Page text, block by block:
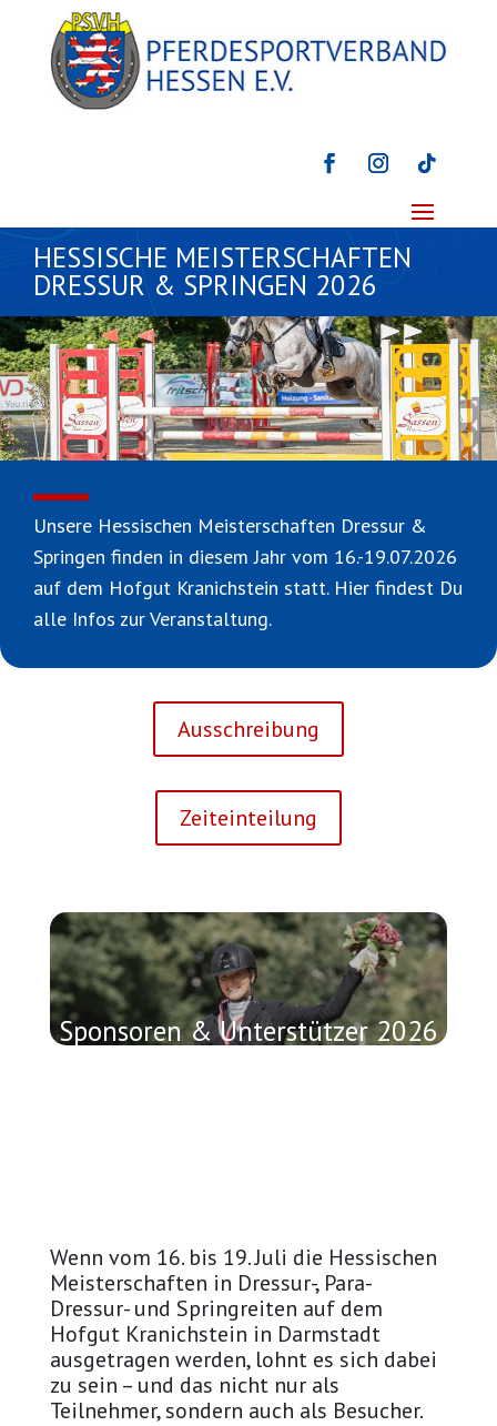
HESSISCHE MEISTERSCHAFTEN
DRESSUR & SPRINGEN 2026
Unsere Hessischen Meisterschaften Dressur &
Springen finden in diesem Jahr vom 16.-19.07.2026
auf dem Hofgut Kranichstein statt. Hier findest Du
alle Infos zur Veranstaltung.
Ausschreibung
Zeiteinteilung
Sponsoren & Unterstützer 2026
Wenn vom 16. bis 19. Juli die Hessischen
Meisterschaften in Dressur-, Para-
Dressur- und Springreiten auf dem
Hofgut Kranichstein in Darmstadt
ausgetragen werden, lohnt es sich dabei
zu sein – und das nicht nur als
Teilnehmer, sondern auch als Besucher.